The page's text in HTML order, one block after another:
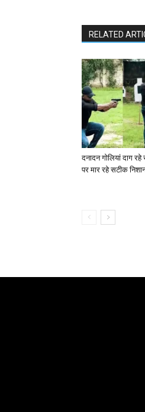
RELATED
दनादन गोलियां दाग
पर मार रहे सटीक